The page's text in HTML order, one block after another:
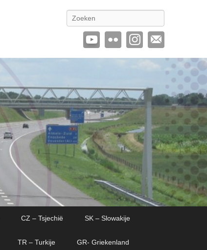
Zoeken
CZ – Tsjechië SK – Slowakije
TR – Turkije GR- Griekenland